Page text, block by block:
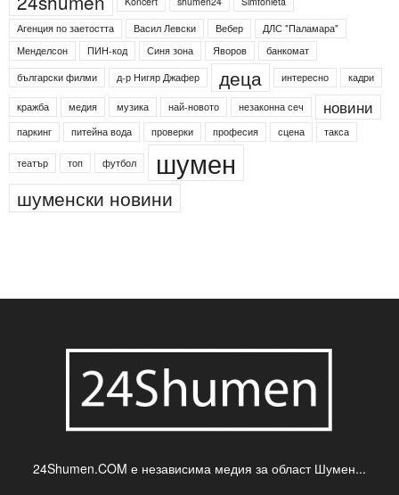
Агенция по заетостта
Васил Левски Вебер
ДЛС "Паламара"
Менделсон
ПИН-код Синя зона Яворов
банкомат
български филми
д-р Нигяр Джафер деца интересно кадри
кражба медия музика най-новото незаконна сеч новини
паркинг питейна вода проверки професия сцена такса
театър топ футбол шумен
шуменски новини
24Shumen.COM е независима медия за област Шумен...